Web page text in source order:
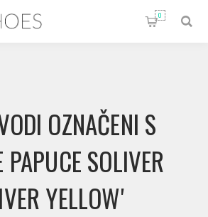
0
OZNAČENI S
PAPUCE SOLIVER
YELLOW'